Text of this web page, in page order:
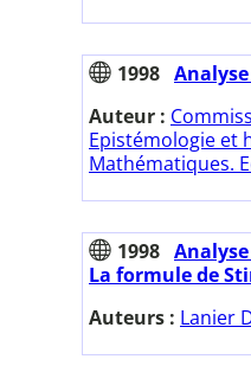
1998
Auteur :
Epistémologie et
Mathématiques.
1998
La formule de
Auteurs : Lanier